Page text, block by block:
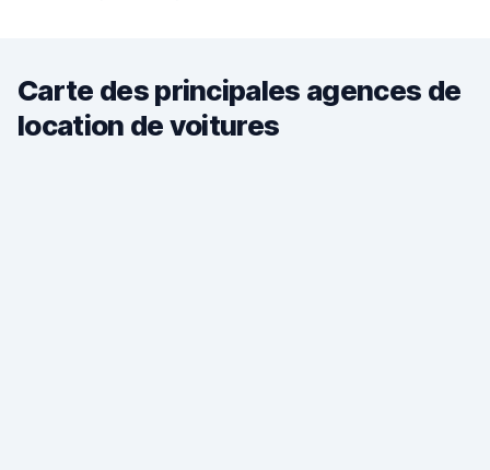
Carte des principales agences de
location de voitures